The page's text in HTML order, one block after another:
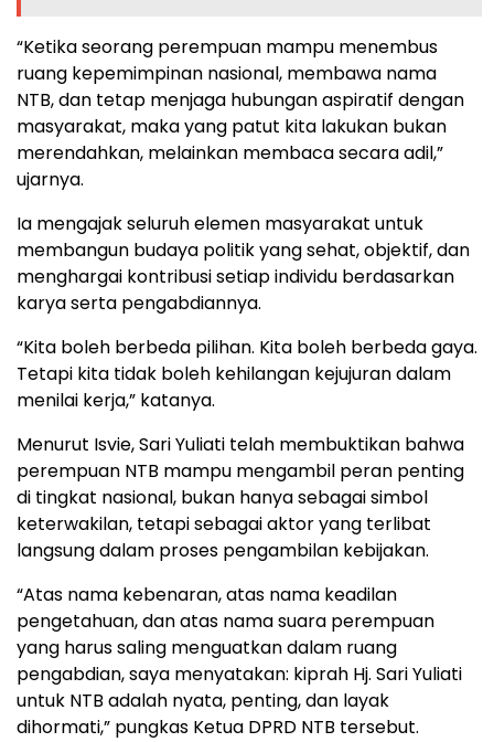
“Ketika seorang perempuan mampu menembus
ruang kepemimpinan nasional, membawa nama
NTB, dan tetap menjaga hubungan aspiratif dengan
masyarakat, maka yang patut kita lakukan bukan
merendahkan, melainkan membaca secara adil,”
ujarnya.
Ia mengajak seluruh elemen masyarakat untuk
membangun budaya politik yang sehat, objektif, dan
menghargai kontribusi setiap individu berdasarkan
karya serta pengabdiannya.
“Kita boleh berbeda pilihan. Kita boleh berbeda gaya.
Tetapi kita tidak boleh kehilangan kejujuran dalam
menilai kerja,” katanya.
Menurut Isvie, Sari Yuliati telah membuktikan bahwa
perempuan NTB mampu mengambil peran penting
di tingkat nasional, bukan hanya sebagai simbol
keterwakilan, tetapi sebagai aktor yang terlibat
langsung dalam proses pengambilan kebijakan.
“Atas nama kebenaran, atas nama keadilan
pengetahuan, dan atas nama suara perempuan
yang harus saling menguatkan dalam ruang
pengabdian, saya menyatakan: kiprah Hj. Sari Yuliati
untuk NTB adalah nyata, penting, dan layak
dihormati,” pungkas Ketua DPRD NTB tersebut.